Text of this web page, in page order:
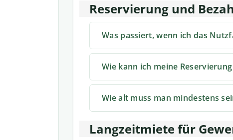
Reservierung und
Was passiert, wenn ich das
Wie kann ich meine
Wie alt muss man mindestens
Langzeitmiete für